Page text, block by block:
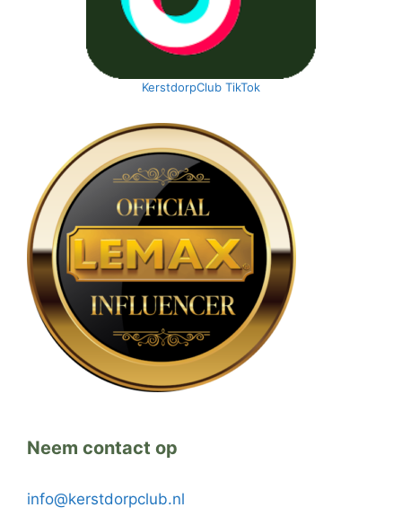
KerstdorpClub TikTok
Neem contact op
info@kerstdorpclub.nl